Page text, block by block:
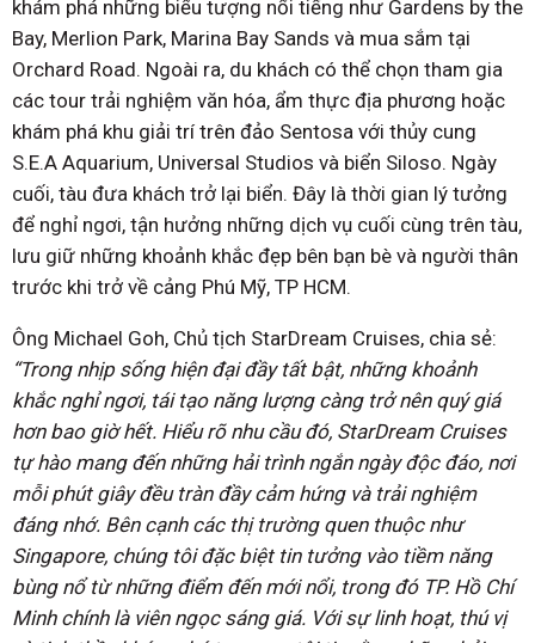
khám phá những biểu tượng nổi tiếng như Gardens by the
Bay, Merlion Park, Marina Bay Sands và mua sắm tại
Orchard Road. Ngoài ra, du khách có thể chọn tham gia
các tour trải nghiệm văn hóa, ẩm thực địa phương hoặc
khám phá khu giải trí trên đảo Sentosa với thủy cung
S.E.A Aquarium, Universal Studios và biển Siloso. Ngày
cuối, tàu đưa khách trở lại biển. Đây là thời gian lý tưởng
để nghỉ ngơi, tận hưởng những dịch vụ cuối cùng trên tàu,
lưu giữ những khoảnh khắc đẹp bên bạn bè và người thân
trước khi trở về cảng Phú Mỹ, TP HCM.
Ông Michael Goh, Chủ tịch StarDream Cruises, chia sẻ:
“Trong nhịp sống hiện đại đầy tất bật, những khoảnh
khắc nghỉ ngơi, tái tạo năng lượng càng trở nên quý giá
hơn bao giờ hết. Hiểu rõ nhu cầu đó, StarDream Cruises
tự hào mang đến những hải trình ngắn ngày độc đáo, nơi
mỗi phút giây đều tràn đầy cảm hứng và trải nghiệm
đáng nhớ. Bên cạnh các thị trường quen thuộc như
Singapore, chúng tôi đặc biệt tin tưởng vào tiềm năng
bùng nổ từ những điểm đến mới nổi, trong đó TP. Hồ Chí
Minh chính là viên ngọc sáng giá. Với sự linh hoạt, thú vị